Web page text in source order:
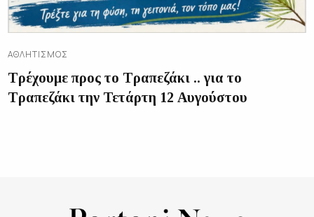
ΑΘΛΗΤΙΣΜΌΣ
Τρέχουμε προς το Τραπεζάκι .. για το
Τραπεζάκι την Τετάρτη 12 Αυγούστου